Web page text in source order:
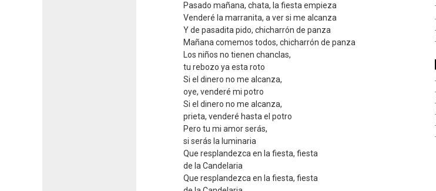
Pasado mañana, chata, la fiesta empieza
Venderé la marranita, a ver si me alcanza
Y de pasadita pido, chicharrón de panza
Mañana comemos todos, chicharrón de panza
Los niños no tienen chanclas,
tu rebozo ya esta roto
Si el dinero no me alcanza,
oye, venderé mi potro
Si el dinero no me alcanza,
prieta, venderé hasta el potro
Pero tu mi amor serás,
si serás la luminaria
Que resplandezca en la fiesta, fiesta
de la Candelaria
Que resplandezca en la fiesta, fiesta